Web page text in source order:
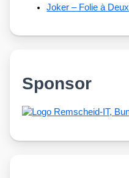
Joker – Folie à Deux
Sponsor